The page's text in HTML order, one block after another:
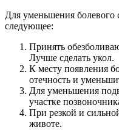
Для уменьшения
следующее:
Принять
Лучше сделать укол.
К месту появления
отечность и
Для уменьшения
участке
При резкой и
животе.